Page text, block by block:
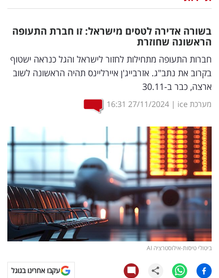
דיגיטל
וטק
שיווק
ופרסום
מדדים
ומחקרים
דעות
רכילות
עסקית
קריפטו
ויראלי
בשורה אדירה לטסים מישראל: זו חברת התעופה
הראשונה שחוזרת
חברות התעופה מתחילות לחזור לישראל והגל כנראה ישטוף
בקרוב את נתב"ג. אזרבייג'ן איירליינס תהיה הראשונה לשוב
ארצה, כבר ב-30.11
מערכת ice |
27/11/2024
16:31
ביטולי טיסות-אילוסטרציה AI
עקבו אחרינו בגוגל